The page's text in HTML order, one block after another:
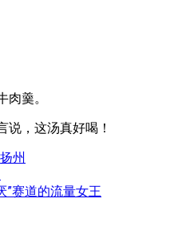
羹。
说，这汤真好喝！
扬州
”赛道的流量女王